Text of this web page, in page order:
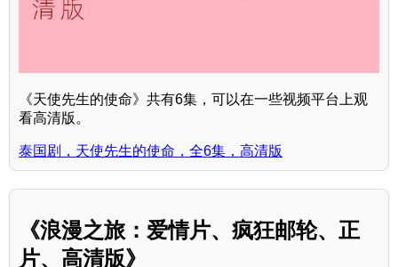
《天使先生的使命》共有6集，可以在一些视频平台上观
看高清版。
泰国剧，天使先生的使命，全6集，高清版
《浪漫之旅：爱情片、疯狂邮轮、正
片、高清版》